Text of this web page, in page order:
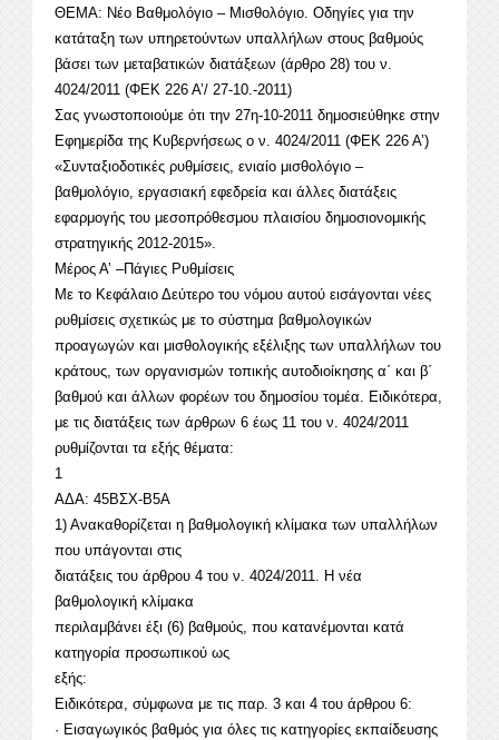
ΘΕΜΑ: Νέο Βαθμολόγιο – Μισθολόγιο. Οδηγίες για την
κατάταξη των υπηρετούντων υπαλλήλων στους βαθμούς
βάσει των μεταβατικών διατάξεων (άρθρο 28) του ν.
4024/2011 (ΦΕΚ 226 Α’/ 27-10.-2011)
Σας γνωστοποιούμε ότι την 27η-10-2011 δημοσιεύθηκε στην
Εφημερίδα της Κυβερνήσεως ο ν. 4024/2011 (ΦΕΚ 226 Α’)
«Συνταξιοδοτικές ρυθμίσεις, ενιαίο μισθολόγιο –
βαθμολόγιο, εργασιακή εφεδρεία και άλλες διατάξεις
εφαρμογής του μεσοπρόθεσμου πλαισίου δημοσιονομικής
στρατηγικής 2012-2015».
Μέρος Α’ –Πάγιες Ρυθμίσεις
Με το Κεφάλαιο Δεύτερο του νόμου αυτού εισάγονται νέες
ρυθμίσεις σχετικώς με το σύστημα βαθμολογικών
προαγωγών και μισθολογικής εξέλιξης των υπαλλήλων του
κράτους, των οργανισμών τοπικής αυτοδιοίκησης α΄ και β΄
βαθμού και άλλων φορέων του δημοσίου τομέα. Ειδικότερα,
με τις διατάξεις των άρθρων 6 έως 11 του ν. 4024/2011
ρυθμίζονται τα εξής θέματα:
1
ΑΔΑ: 45ΒΣΧ-Β5Α
1) Ανακαθορίζεται η βαθμολογική κλίμακα των υπαλλήλων
που υπάγονται στις
διατάξεις του άρθρου 4 του ν. 4024/2011. Η νέα
βαθμολογική κλίμακα
περιλαμβάνει έξι (6) βαθμούς, που κατανέμονται κατά
κατηγορία προσωπικού ως
εξής:
Ειδικότερα, σύμφωνα με τις παρ. 3 και 4 του άρθρου 6:
· Εισαγωγικός βαθμός για όλες τις κατηγορίες εκπαίδευσης